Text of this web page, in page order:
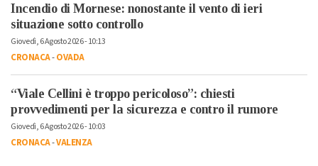
Incendio di Mornese: nonostante il vento di ieri
situazione sotto controllo
Giovedì, 6 Agosto 2026 - 10:13
CRONACA-OVADA
“Viale Cellini è troppo pericoloso”: chiesti
provvedimenti per la sicurezza e contro il rumore
Giovedì, 6 Agosto 2026 - 10:03
CRONACA-VALENZA